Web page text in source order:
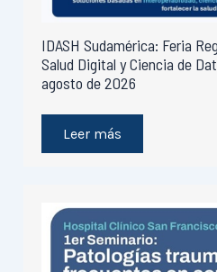
IDASH Sudamérica: Feria
Salud Digital y Ciencia de
agosto de 2026
Leer más